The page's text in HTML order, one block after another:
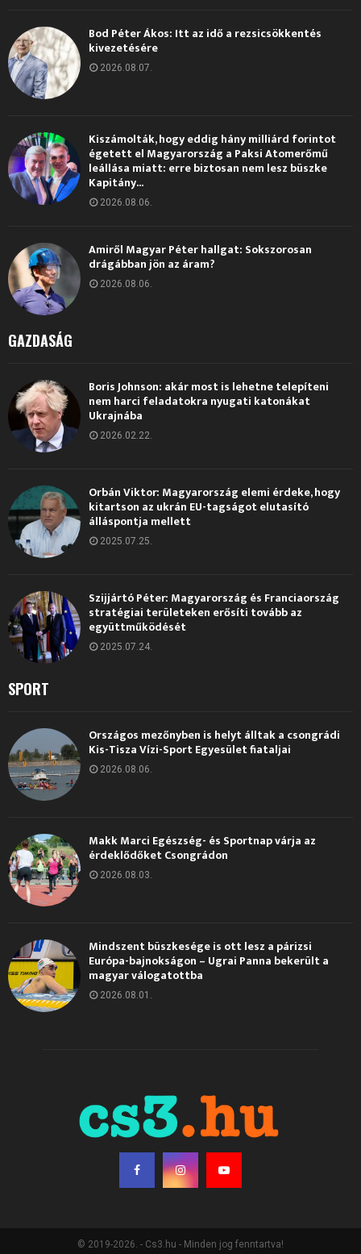
Bod Péter Ákos: Itt az idő a rezsicsökkentés
kivezetésére
2026.08.07.
Kiszámolták, hogy eddig hány milliárd forintot
égetett el Magyarország a Paksi Atomerőmű
leállása miatt: erre biztosan nem lesz büszke
Kapitány...
2026.08.06.
Amiről Magyar Péter hallgat: Sokszorosan
drágábban jön az áram?
2026.08.06.
GAZDASÁG
Boris Johnson: akár most is lehetne telepíteni
nem harci feladatokra nyugati katonákat
Ukrajnába
2026.02.22.
Orbán Viktor: Magyarország elemi érdeke, hogy
kitartson az ukrán EU-tagságot elutasító
álláspontja mellett
2025.07.25.
Szijjártó Péter: Magyarország és Franciaország
stratégiai területeken erősíti tovább az
együttműködését
2025.07.24.
SPORT
Országos mezőnyben is helyt álltak a csongrádi
Kis-Tisza Vízi-Sport Egyesület fiataljai
2026.08.06.
Makk Marci Egészség- és Sportnap várja az
érdeklődőket Csongrádon
2026.08.03.
Mindszent büszkesége is ott lesz a párizsi
Európa-bajnokságon – Ugrai Panna bekerült a
magyar válogatottba
2026.08.01.
© 2019-2026. - Cs3.hu - Minden jog fenntartva!